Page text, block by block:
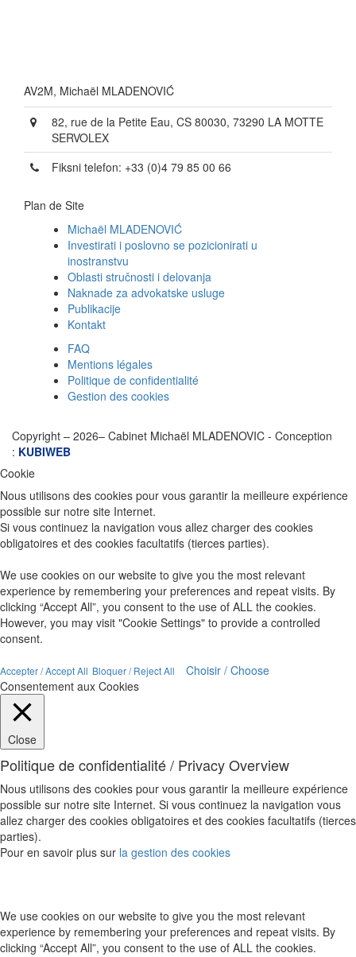
AV2M, Michaël MLADENOVIĆ
82, rue de la Petite Eau, CS 80030, 73290 LA MOTTE
SERVOLEX
Fiksni telefon: +33 (0)4 79 85 00 66
Plan de Site
Michaël MLADENOVIĆ
Investirati i poslovno se pozicionirati u
inostranstvu
Oblasti stručnosti i delovanja
Naknade za advokatske usluge
Publikacije
Kontakt
FAQ
Mentions légales
Politique de confidentialité
Gestion des cookies
Copyright – 2026– Cabinet Michaël MLADENOVIC - Conception
: KUBIWEB
Cookie
Nous utilisons des cookies pour vous garantir la meilleure expérience
possible sur notre site Internet.
Si vous continuez la navigation vous allez charger des cookies
obligatoires et des cookies facultatifs (tierces parties).
We use cookies on our website to give you the most relevant
experience by remembering your preferences and repeat visits. By
clicking “Accept All”, you consent to the use of ALL the cookies.
However, you may visit "Cookie Settings" to provide a controlled
consent.
Accepter / Accept All Bloquer / Reject All
Choisir / Choose
Consentement aux Cookies
Close
Politique de confidentialité / Privacy Overview
Nous utilisons des cookies pour vous garantir la meilleure expérience
possible sur notre site Internet. Si vous continuez la navigation vous
allez charger des cookies obligatoires et des cookies facultatifs (tierces
parties).
Pour en savoir plus sur la gestion des cookies
We use cookies on our website to give you the most relevant
experience by remembering your preferences and repeat visits. By
clicking “Accept All”, you consent to the use of ALL the cookies.